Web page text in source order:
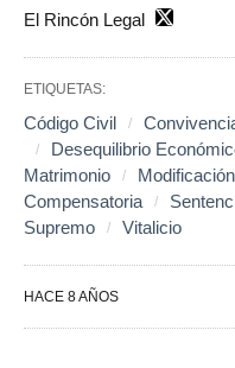
El Rincón Legal
ETIQUETAS:
Código Civil
Desequilibrio
Matrimonio
Modificación
Compensatoria
Supremo
Vitalicio
HACE 8 AÑOS